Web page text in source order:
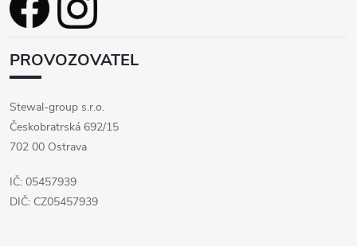
PROVOZOVATEL
Stewal-group s.r.o.
Českobratrská 692/15
702 00 Ostrava
IČ: 05457939
DIČ: CZ05457939